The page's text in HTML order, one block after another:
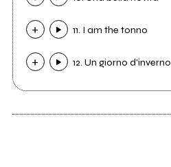
11. I am the tonno
12. Un giorno d'inverno